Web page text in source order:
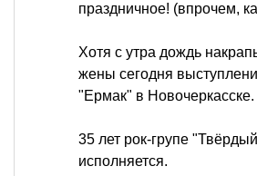
праздничное! (впрочем,
Хотя с утра дождь
жены сегодня
"Ермак" в Новочеркасске.
35 лет рок-групе
исполняется.